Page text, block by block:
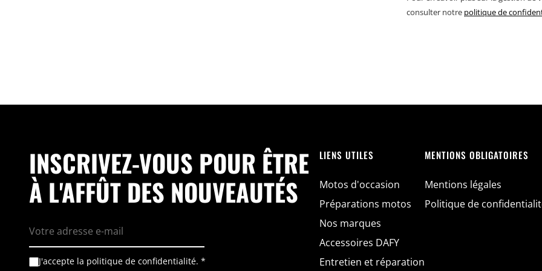
consulter notre politique de
INSCRIVEZ-VOUS POUR ÊTRE
À L'AFFÛT DES NOUVEAUTÉS
G
D
*
-
a
iA J'accepte la politique de confidentialité. *
LIENS UTILES
Motos d'occasion
Préparations motos
Nos marques
Accessoires DAFY
Entretien et réparation
MENTIONS OBLIGATOIRES
Mentions légales
Politique de